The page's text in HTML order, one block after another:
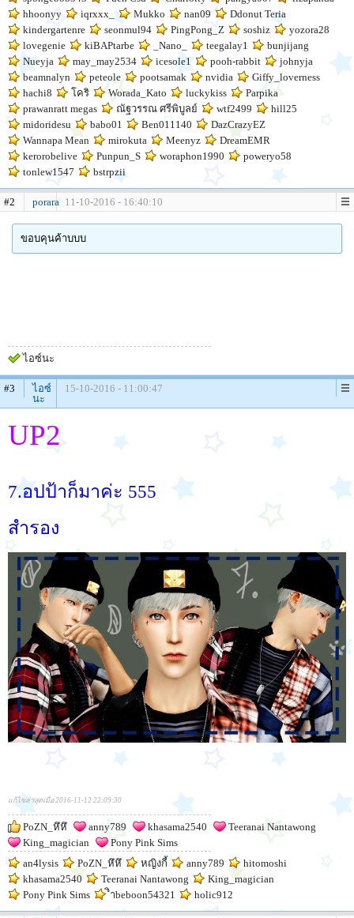
hhoonyy
iqrxxx_ Mukko nan09
Ddonut Teria
kindergartenre
seonmul94 PingPong_Z soshiz
yozora28
lovegenie
kiBAPtarbe _Nano_ teegalay1
bunjijang
Nueyja
may_may2534 icesole1 pooh-rabbit
johnyja
beamnalyn
peteole pootsamak nvidia
Giffy_loverness
hachi8
โคริ Worada_Kato luckykiss
Parpika
prawanratt megas
ณัฐวรรณ ศรีพิบูลย์ wtf2499
hill25
midoridesu
babo01 Ben011140
DazCrazyEZ
Wannapa Mean
mirokuta Meenyz
DreamEMR
kerorobelive
Punpun_S woraphon1990
poweryo58
tonlew1547
bstrpzii
#2 porara 11-10-2016 - 16:40:10
ขอบคุนค้าบบบ
ไอซ์นะ
#3
ไอซ์
นะ
15-10-2016 - 11:00:47
UP2
7.อปป้าก็มาค่ะ 555
สำรอง
แก้ไขล่าสุดเมื่อ 2016-11-12 22:09:30
PoZN_หึหึ anny789 khasama2540
Teeranai Nantawong
King_magician
Pony Pink Sims
an4lysis
PoZN_หึหึ หญิงกี้ anny789
hitomoshi
khasama2540
Teeranai Nantawong
King_magician
Pony Pink Sims
ิำbeboon54321 holic912